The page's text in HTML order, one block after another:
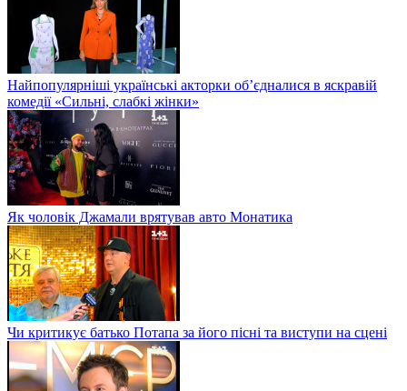
Найпопулярніші українські акторки об’єдналися в яскравій
комедії «Сильні, слабкі жінки»
Як чоловік Джамали врятував авто Монатика
Чи критикує батько Потапа за його пісні та виступи на сцені